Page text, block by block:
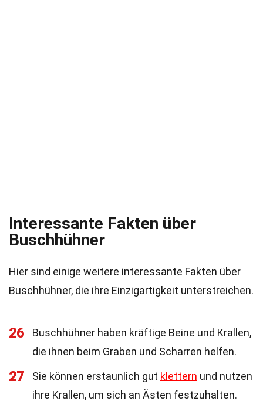
Interessante Fakten über
Buschhühner
Hier sind einige weitere interessante Fakten über
Buschhühner, die ihre Einzigartigkeit unterstreichen.
26
Buschhühner haben kräftige Beine und Krallen,
die ihnen beim Graben und Scharren helfen.
27 Sie können erstaunlich gut klettern und nutzen
ihre Krallen, um sich an Ästen festzuhalten.